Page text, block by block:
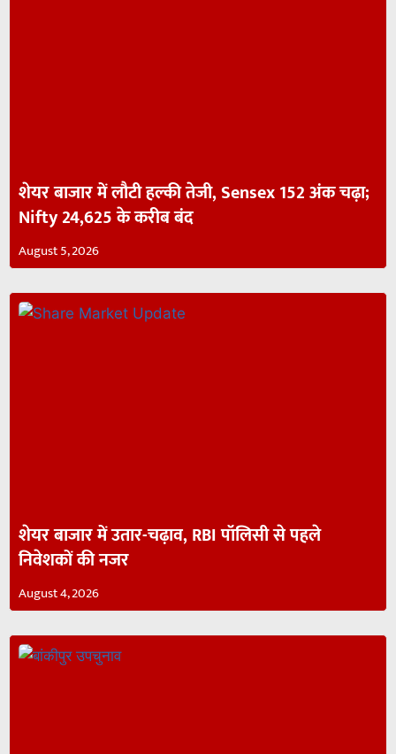
शेयर बाजार में लौटी हल्की तेजी, Sensex 152 अंक चढ़ा;
Nifty 24,625 के करीब बंद
August 5, 2026
शेयर बाजार में उतार-चढ़ाव, RBI पॉलिसी से पहले
निवेशकों की नजर
August 4, 2026